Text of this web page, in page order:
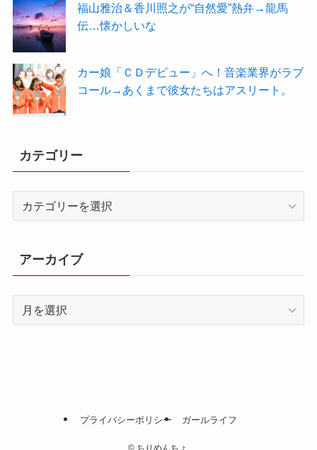
福山雅治＆香川照之が“自然愛”熱弁→龍馬
伝…懐かしいな
カー娘「ＣＤデビュー」へ！音楽業界がラブ
コール→あくまで彼女たちはアスリート。
カテゴリー
リ
ー
アーカイブ
プライバシーポリシー ガールライフ
©ちりめんちょ.